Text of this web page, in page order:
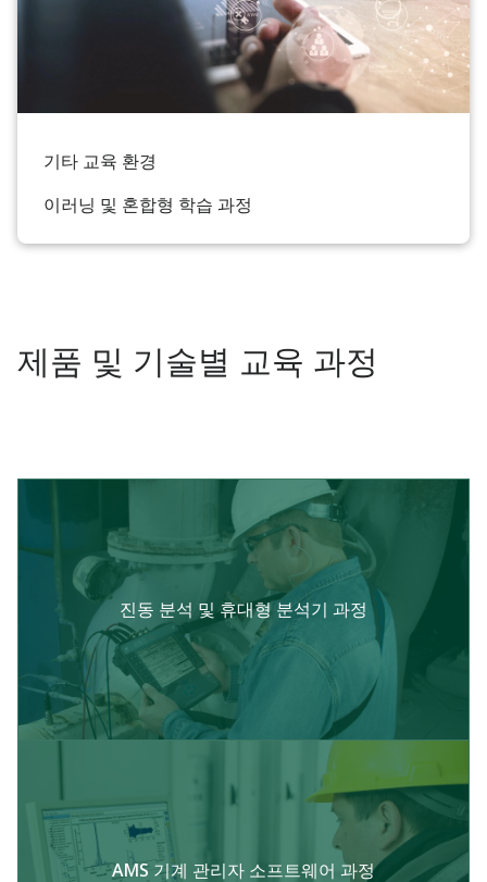
기타 교육 환경
이러닝 및 혼합형 학습 과정
제품 및 기술별 교육 과정
진동 분석 및 휴대형 분석기 과정
AMS 기계 관리자 소프트웨어 과정